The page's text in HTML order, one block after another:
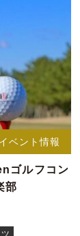
イベント情報
ゴルフコン
部